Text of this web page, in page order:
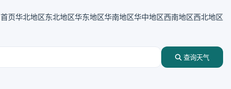
首页华北地区东北地区华东地区华南地区华中地区西南地区西北地区
查询天气